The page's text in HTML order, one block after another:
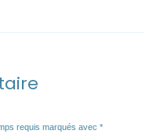
requis marqués avec *